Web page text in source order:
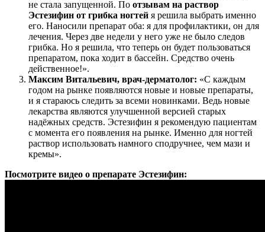
не стала запущенной. По отзывам на раствор
Эстезифин от грибка ногтей я решила выбрать именно
его. Наносили препарат оба: я для профилактики, он для
лечения. Через две недели у него уже не было следов
грибка. Но я решила, что теперь он будет пользоваться
препаратом, пока ходит в бассейн. Средство очень
действенное!».
Максим Витальевич, врач-дерматолог: «С каждым
годом на рынке появляются новые и новые препараты,
и я стараюсь следить за всеми новинками. Ведь новые
лекарства являются улучшенной версией старых
надёжных средств. Эстезифин я рекомендую пациентам
с момента его появления на рынке. Именно для ногтей
раствор использовать намного сподручнее, чем мази и
кремы».
Посмотрите видео о препарате Эстезифин: